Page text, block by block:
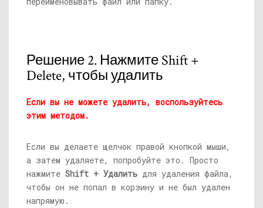
Решение 2. Нажмите Shift +
Delete, чтобы удалить
Если вы не можете удалить, воспользуйтесь
этим методом.
Если вы делаете щелчок правой кнопкой мыши,
а затем удаляете, попробуйте это. Просто
нажмите Shift + Удалить для удаления файла,
чтобы он не попал в корзину и не был удален
напрямую.